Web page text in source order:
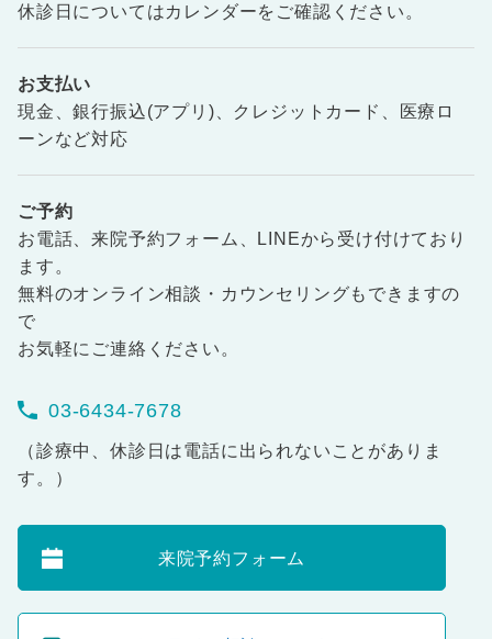
休診日についてはカレンダーをご確認ください。
お支払い
現金、銀行振込(アプリ)、クレジットカード、医療ロ
ーンなど対応
ご予約
お電話、来院予約フォーム、LINEから受け付けており
ます。
無料のオンライン相談・カウンセリングもできますの
で
お気軽にご連絡ください。
03-6434-7678
（診療中、休診日は電話に出られないことがありま
す。）
来院予約フォーム